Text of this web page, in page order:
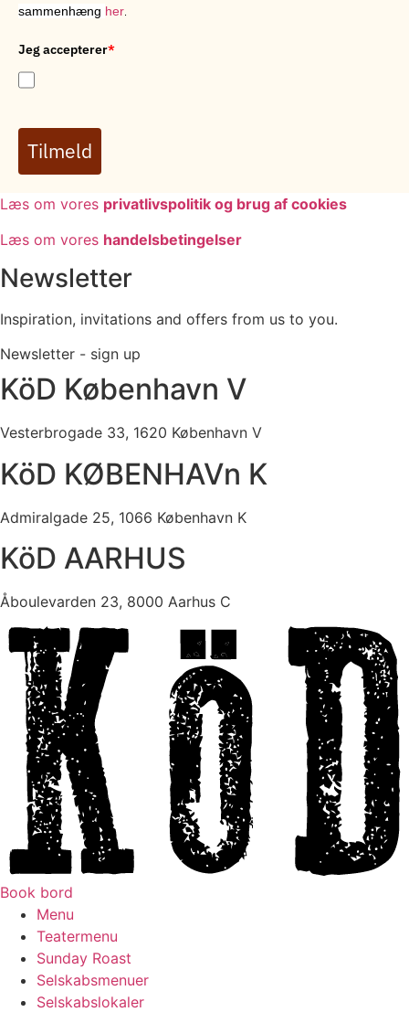
sammenhæng her
Jeg accepterer*
Tilmeld
Læs om vores privatlivspolitik og brug af cookies
Læs om vores handelsbetingelser
Newsletter
Inspiration, invitations and offers from us to you.
Newsletter - sign up
KöD København V
Vesterbrogade 33, 1620 København V
KöD KØBENHAVn K
Admiralgade 25, 1066 København K
KöD AARHUS
Åboulevarden 23, 8000 Aarhus C
Book bord
Menu
Teatermenu
Sunday Roast
Selskabsmenuer
Selskabslokaler